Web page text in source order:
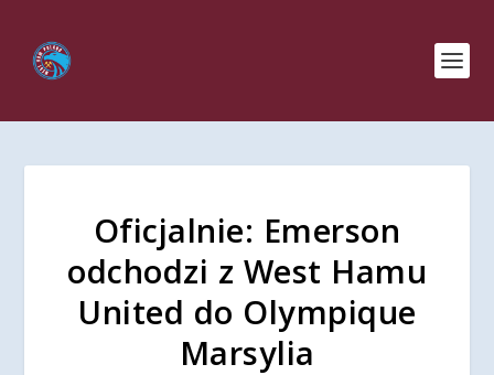
Oficjalnie: Emerson
odchodzi z West Hamu
United do Olympique
Marsylia